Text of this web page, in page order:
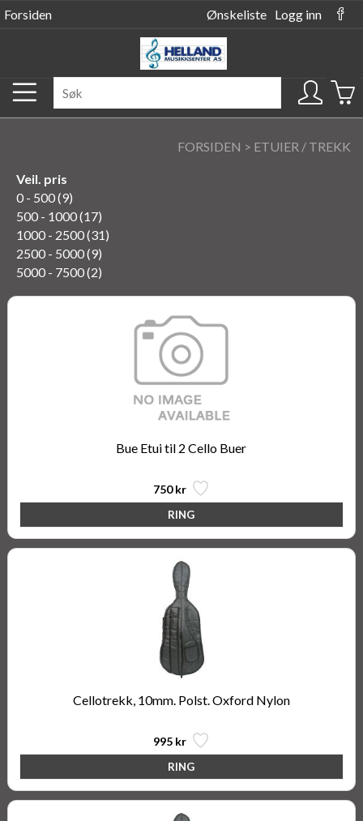
Forsiden Ønskeliste Logg inn
FORSIDEN > ETUIER / TREKK
Veil. pris
0 - 500 (9)
500 - 1000 (17)
1000 - 2500 (31)
2500 - 5000 (9)
5000 - 7500 (2)
Bue Etui til 2 Cello Buer
750 kr
Cellotrekk, 10mm. Polst. Oxford Nylon
995 kr